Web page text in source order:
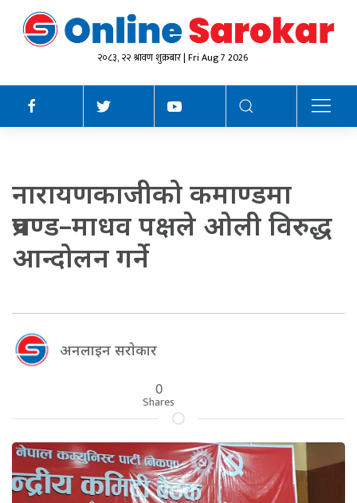
२०८३, २२ श्रावण शुक्रबार | Fri Aug 7 2026
नारायणकाजीको कमाण्डमा
प्रचण्ड–माधव पक्षले ओली विरुद्ध
आन्दोलन गर्ने
अनलाइन सराेकार
0
Shares